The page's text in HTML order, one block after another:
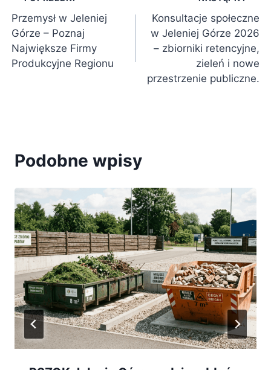
wpisu
Przemysł w Jeleniej
Górze – Poznaj
Największe Firmy
Produkcyjne Regionu
Konsultacje społeczne
w Jeleniej Górze 2026
– zbiorniki retencyjne,
zieleń i nowe
przestrzenie publiczne.
Podobne wpisy